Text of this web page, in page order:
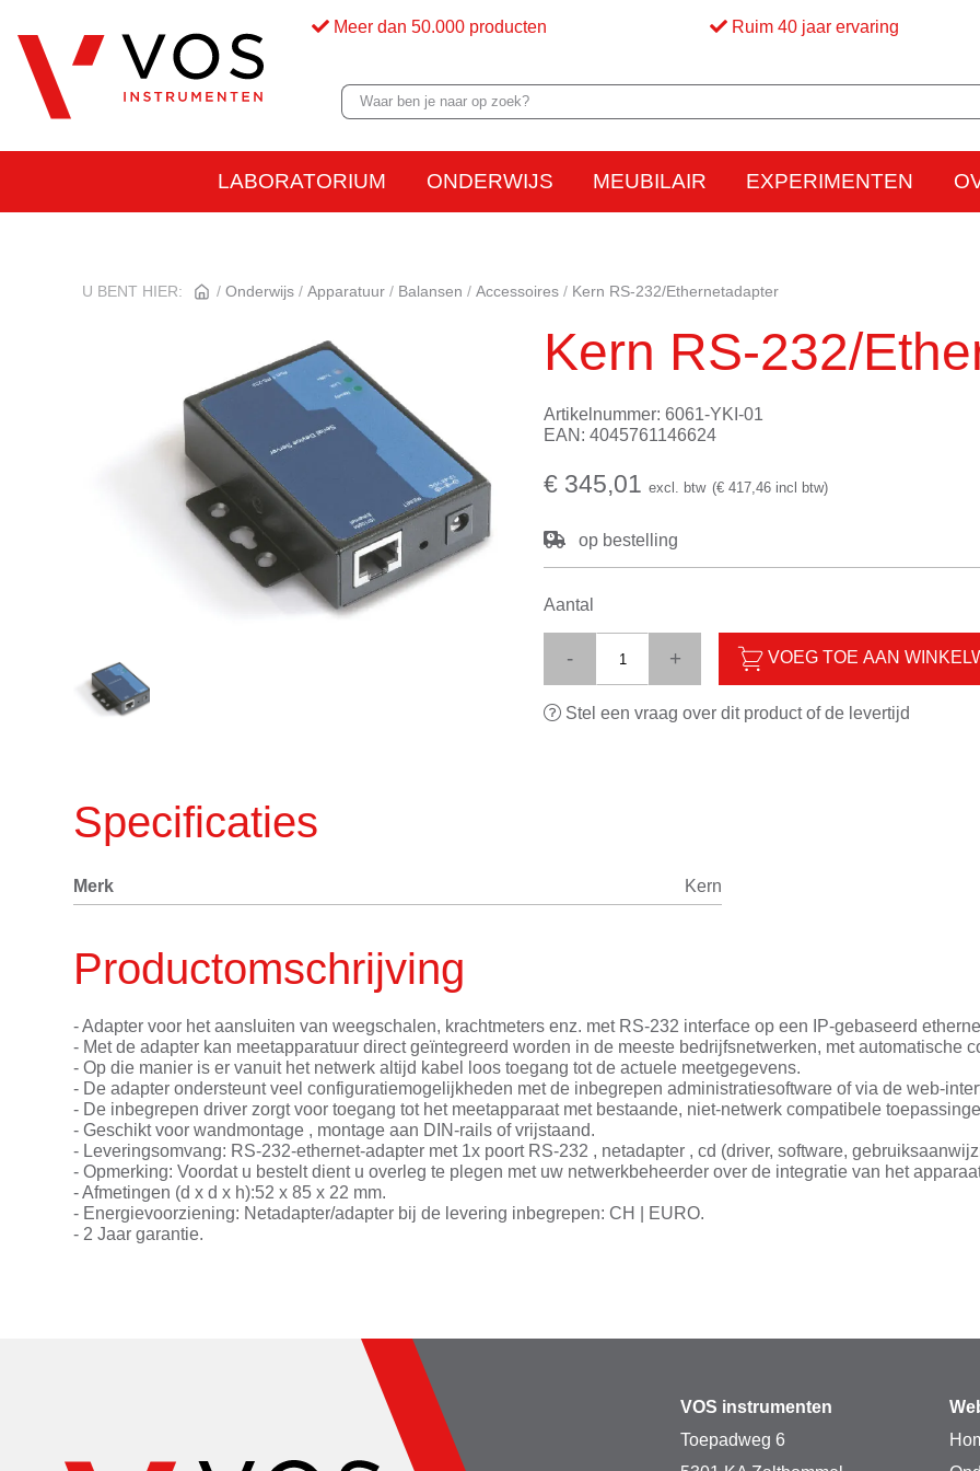
Meer dan 50.000 producten Ruim 40 jaar ervaring
LABORATORIUM ONDERWIJS MEUBILAIR EXPERIMENTEN
U BENT HIER: Onderwijs Apparatuur Balansen Accessoires Kern RS-232/Ethernetadapter
Kern RS-232/
Artikelnummer: 6061-YKI-01
EAN: 4045761146624
€ 345,01 excl. btw (€ 417,46 incl btw)
op bestelling
Aantal
- + VOEG TOE AAN
Stel een vraag over dit product of de levertijd
Specificaties
Merk Kern
Productomschrijving
- Adapter voor het aansluiten van weegschalen, krachtmeters enz. met RS-232 interface op een IP-gebaseerd
- Met de adapter kan meetapparatuur direct geïntegreerd worden in de meeste bedrijfsnetwerken, met automatische
- Op die manier is er vanuit het netwerk altijd kabel loos toegang tot de actuele meetgegevens.
- De adapter ondersteunt veel configuratiemogelijkheden met de inbegrepen administratiesoftware of via de web-
- De inbegrepen driver zorgt voor toegang tot het meetapparaat met bestaande, niet-netwerk compatibele
- Geschikt voor wandmontage , montage aan DIN-rails of vrijstaand.
- Leveringsomvang: RS-232-ethernet-adapter met 1x poort RS-232 , netadapter , cd (driver, software,
- Opmerking: Voordat u bestelt dient u overleg te plegen met uw netwerkbeheerder over de integratie van het
- Afmetingen (d x d x h):52 x 85 x 22 mm.
- Energievoorziening: Netadapter/adapter bij de levering inbegrepen: CH | EURO.
- 2 Jaar garantie.
VOS instrumenten
Toepadweg 6